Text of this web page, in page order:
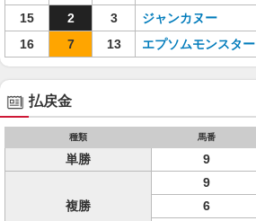
15
2 3 ジャンカヌー
16
7 13 エプソムモンスター
払戻金
種類 馬番
単勝 9
複勝
9
6